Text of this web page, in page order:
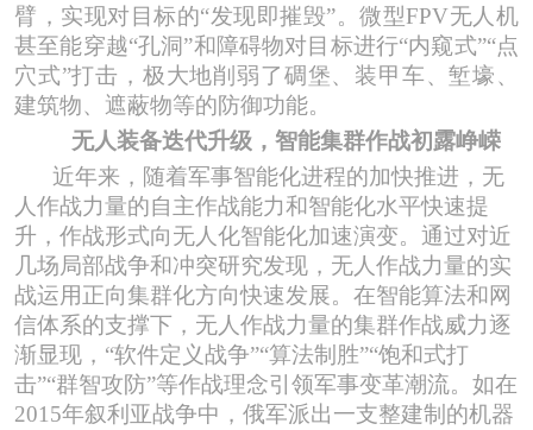
臂，实现对目标的“发现即摧毁”。微型FPV无人机
甚至能穿越“孔洞”和障碍物对目标进行“内窥式”“点
穴式”打击，极大地削弱了碉堡、装甲车、堑壕、
建筑物、遮蔽物等的防御功能。
无人装备迭代升级， 智能集群作战初露峥嵘
近年来，随着军事智能化进程的加快推进，无
人作战力量的自主作战能力和智能化水平快速提
升，作战形式向无人化智能化加速演变。通过对近
几场局部战争和冲突研究发现，无人作战力量的实
战运用正向集群化方向快速发展。在智能算法和网
信体系的支撑下，无人作战力量的集群作战威力逐
渐显现， “软件定义战争”“算法制胜”“饱和式打
击”“群智攻防”等作战理念引领军事变革潮流。如在
2015年叙利亚战争中，俄军派出一支整建制的机器